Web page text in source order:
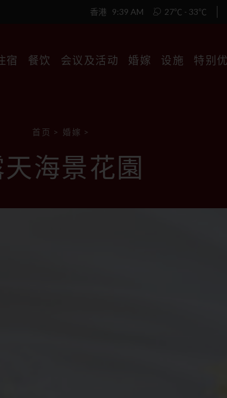
香港 9:39 AM 27℃ - 33℃
宿 餐饮 会议及活动 婚嫁 设施 特别
首页 > 婚嫁 >
天海景花園